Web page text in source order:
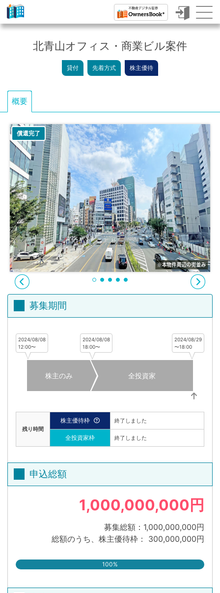
ク
フ
ァ
ン
デ
ィ
ン
グ
で
不
動
産
投
資
OwnersBook
北青山オフィス・商業ビル案件
貸付 先着方式 株主優待
概要
償還完了
募集期間
2024/08/08
12:00〜
2024/08/08
18:00〜
2024/08/29
〜18:00
株主のみ 全投資家
残り時間
株主優待枠 終了しました
全投資家枠 終了しました
申込総額
1,000,000,000円
募集総額：1,000,000,000円
総額のうち、株主優待枠： 300,000,000円
100%